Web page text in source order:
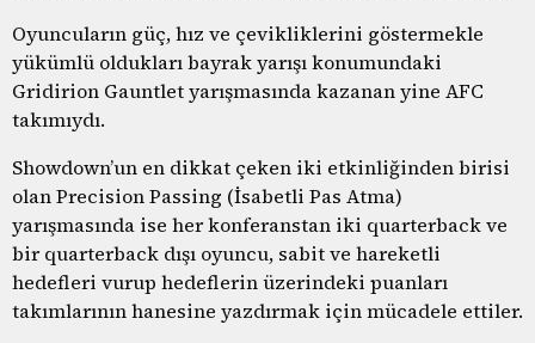
Oyuncuların güç, hız ve çevikliklerini göstermekle
yükümlü oldukları bayrak yarışı konumundaki
Gridirion Gauntlet yarışmasında kazanan yine AFC
takımıydı.
Showdown’un en dikkat çeken iki etkinliğinden birisi
olan Precision Passing (İsabetli Pas Atma)
yarışmasında ise her konferanstan iki quarterback ve
bir quarterback dışı oyuncu, sabit ve hareketli
hedefleri vurup hedeflerin üzerindeki puanları
takımlarının hanesine yazdırmak için mücadele ettiler.